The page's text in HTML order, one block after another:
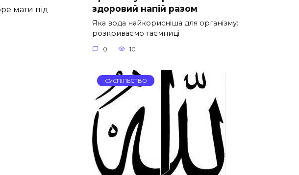
мати під
здоровий напій разом
Яка вода найкорисніша для організму:
розкриваємо таємниці
0 10
СУСПІЛЬСТВО